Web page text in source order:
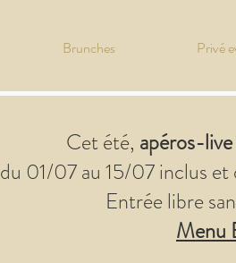
Brunches Privé
Cet été, apéros-live
du 01/07 au 15/07 inclus
Entrée libre
Menu